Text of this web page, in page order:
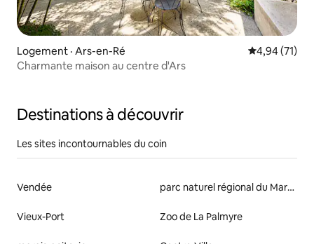
Logement · Ars-en-Ré Note
4,94 (71)
Charmante maison au centre d'Ars
Destinations à découvrir
Les sites incontournables du coin
Vendée parc naturel régional du Marais poitevin
Vieux-Port Zoo de La Palmyre